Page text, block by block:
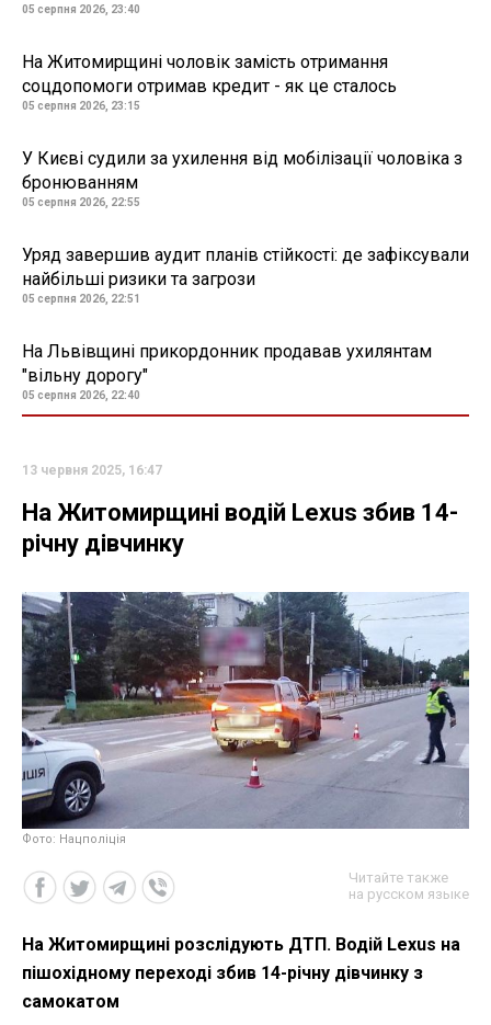
05 серпня 2026, 23:40
На Житомирщині чоловік замість отримання
соцдопомоги отримав кредит - як це сталось
05 серпня 2026, 23:15
У Києві судили за ухилення від мобілізації чоловіка з
бронюванням
05 серпня 2026, 22:55
Уряд завершив аудит планів стійкості: де зафіксували
найбільші ризики та загрози
05 серпня 2026, 22:51
На Львівщині прикордонник продавав ухилянтам
"вільну дорогу"
05 серпня 2026, 22:40
13 червня 2025, 16:47
На Житомирщині водій Lexus збив 14-
річну дівчинку
Фото: Нацполіція
Читайте также
на русском языке
На Житомирщині розслідують ДТП. Водій Lexus на
пішохідному переході збив 14-річну дівчинку з
самокатом